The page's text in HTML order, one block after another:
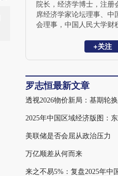
院长，经济学博士，注册
席经济学家论坛理事、中
会理事，中国人民大学财
究员，曾获新财富宏观经
经济、财政理论与政策。
+关注
罗志恒最新文章
2025年中国区域经济版图：
美联储是否会屈从政治压力
万亿顺差从何而来
来之不易5%：复盘2025年中